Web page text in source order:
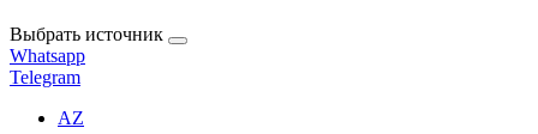
Выбрать источник
Whatsapp
Telegram
AZ